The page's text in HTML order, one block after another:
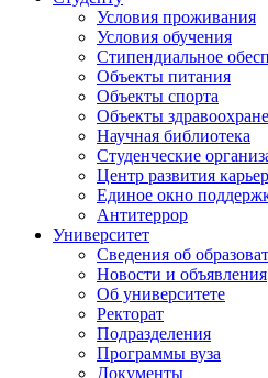
Условия проживания
Условия обучения
Стипендиальное
Объекты питания
Объекты спорта
Объекты
Научная библиотека
Студенческие
Центр развития
Единое окно
Антитеррор
Университет
Сведения об
Новости и объявления
Об университете
Ректорат
Подразделения
Программы вуза
Документы